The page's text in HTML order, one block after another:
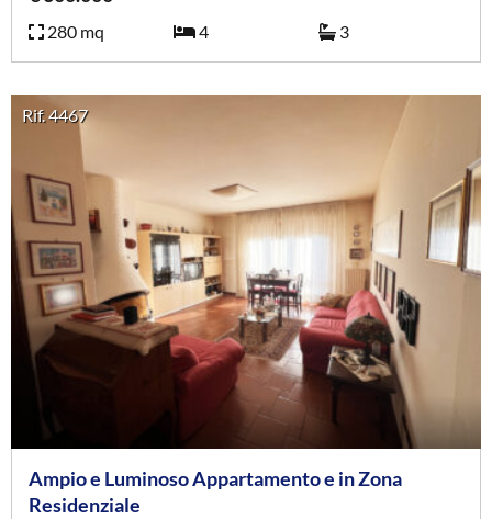
280 mq 4 3
Rif. 4467
Ampio e Luminoso Appartamento e in Zona
Residenziale